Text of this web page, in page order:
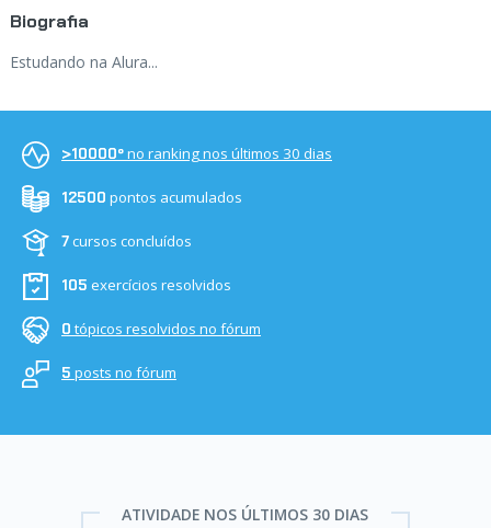
Biografia
Estudando na Alura...
>10000ºno ranking nos últimos 30 dias
12500 pontos acumulados
7cursos concluídos
105 exercícios resolvidos
0 tópicos resolvidos no fórum
5 posts no fórum
ATIVIDADE NOS ÚLTIMOS 30 DIAS